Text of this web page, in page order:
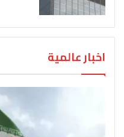
اخبار عالمية